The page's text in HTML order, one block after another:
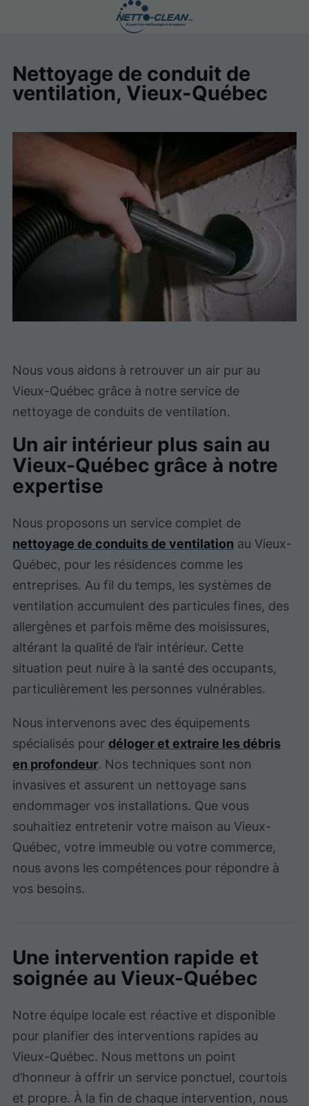
Nettoyage de conduit de
ventilation, Vieux-Québec
Nous vous aidons à retrouver un air pur au
Vieux-Québec grâce à notre service de
nettoyage de conduits de ventilation.
Un air intérieur plus sain au
Vieux-Québec grâce à notre
expertise
Nous proposons un service complet de
nettoyage de conduits de ventilation au Vieux-
Québec, pour les résidences comme les
entreprises. Au fil du temps, les systèmes de
ventilation accumulent des particules fines, des
allergènes et parfois même des moisissures,
altérant la qualité de l’air intérieur. Cette
situation peut nuire à la santé des occupants,
particulièrement les personnes vulnérables.
Nous intervenons avec des équipements
spécialisés pour déloger et extraire les débris
en profondeur. Nos techniques sont non
invasives et assurent un nettoyage sans
endommager vos installations. Que vous
souhaitiez entretenir votre maison au Vieux-
Québec, votre immeuble ou votre commerce,
nous avons les compétences pour répondre à
vos besoins.
Une intervention rapide et
soignée au Vieux-Québec
Notre équipe locale est réactive et disponible
pour planifier des interventions rapides au
Vieux-Québec. Nous mettons un point
d’honneur à offrir un service ponctuel, courtois
et propre. À la fin de chaque intervention, nous